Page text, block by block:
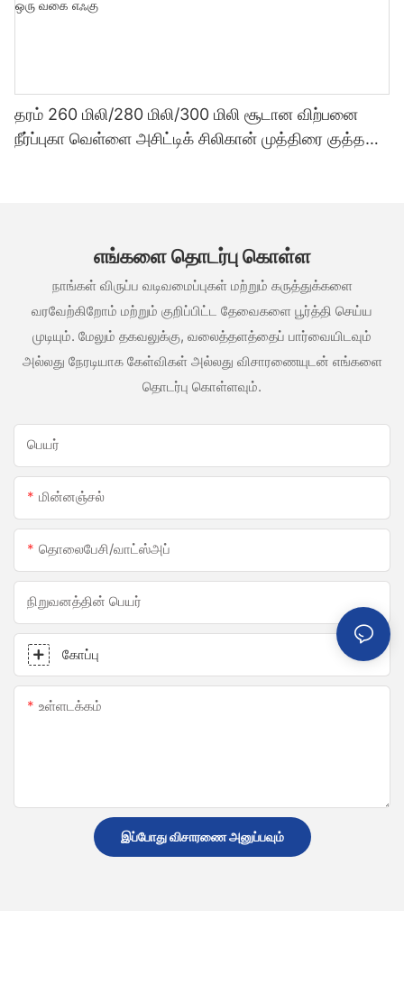
தரம் 260 மிலி/280 மிலி/300 மிலி சூடான விற்பனை
நீர்ப்புகா வெள்ளை அசிட்டிக் சிலிகான் முத்திரை குத்த
எங்களை தொடர்பு கொள்ள
நாங்கள் விருப்ப வடிவமைப்புகள் மற்றும் கருத்துக்களை
வரவேற்கிறோம் மற்றும் குறிப்பிட்ட தேவைகளை பூர்த்தி செய்ய
முடியும். மேலும் தகவலுக்கு, வலைத்தளத்தைப் பார்வையிடவும்
அல்லது நேரடியாக கேள்விகள் அல்லது விசாரணையுடன் எங்களை
தொடர்பு கொள்ளவும்.
பெயர்
மின்னஞ்சல்
தொலைபேசி/வாட்ஸ்அப்
நிறுவனத்தின் பெயர்
கோப்பு
உள்ளடக்கம்
இப்போது விசாரணை அனுப்பவும்